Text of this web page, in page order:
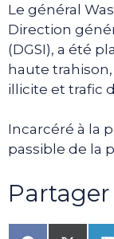
Le général
Direction
(DGSI), a été
haute
illicite et trafic
Incarcéré à la
passible de la